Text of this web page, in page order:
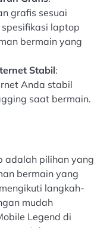
grafis sesuai
laptop
bermain yang
Stabil:
Anda stabil
saat bermain.
adalah pilihan yang
bermain yang
langkah-
mudah
Legend di